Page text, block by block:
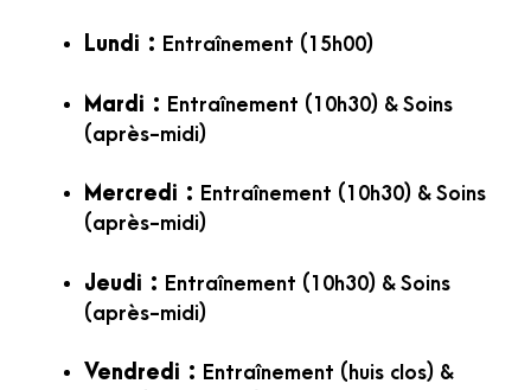
Lundi : Entraînement (15h00)
Mardi : Entraînement (10h30) & Soins
(après-midi)
Mercredi : Entraînement (10h30) & Soins
(après-midi)
Jeudi : Entraînement (10h30) & Soins
(après-midi)
Vendredi : Entraînement (huis clos) &